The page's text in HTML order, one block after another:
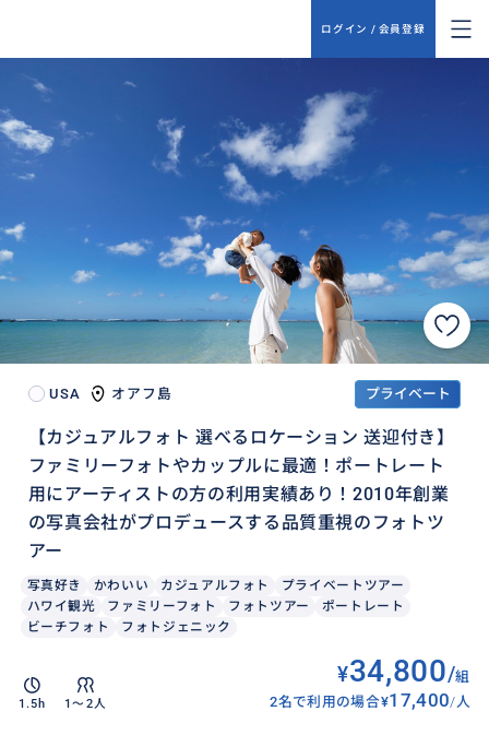
ログイン / 会員登録
USA オアフ島 プライベート
【カジュアルフォト 選べるロケーション 送迎付き】
ファミリーフォトやカップルに最適！ポートレート
用にアーティストの方の利用実績あり！2010年創業
の写真会社がプロデュースする品質重視のフォトツ
アー
写真好き かわいい カジュアルフォト
プライベートツアー
ハワイ観光
ファミリーフォト フォトツアー
ポートレート
ビーチフォト
フォトジェニック
1.5h 1〜2人
¥34,800/組
2名で利用の場合¥17,400/ 人